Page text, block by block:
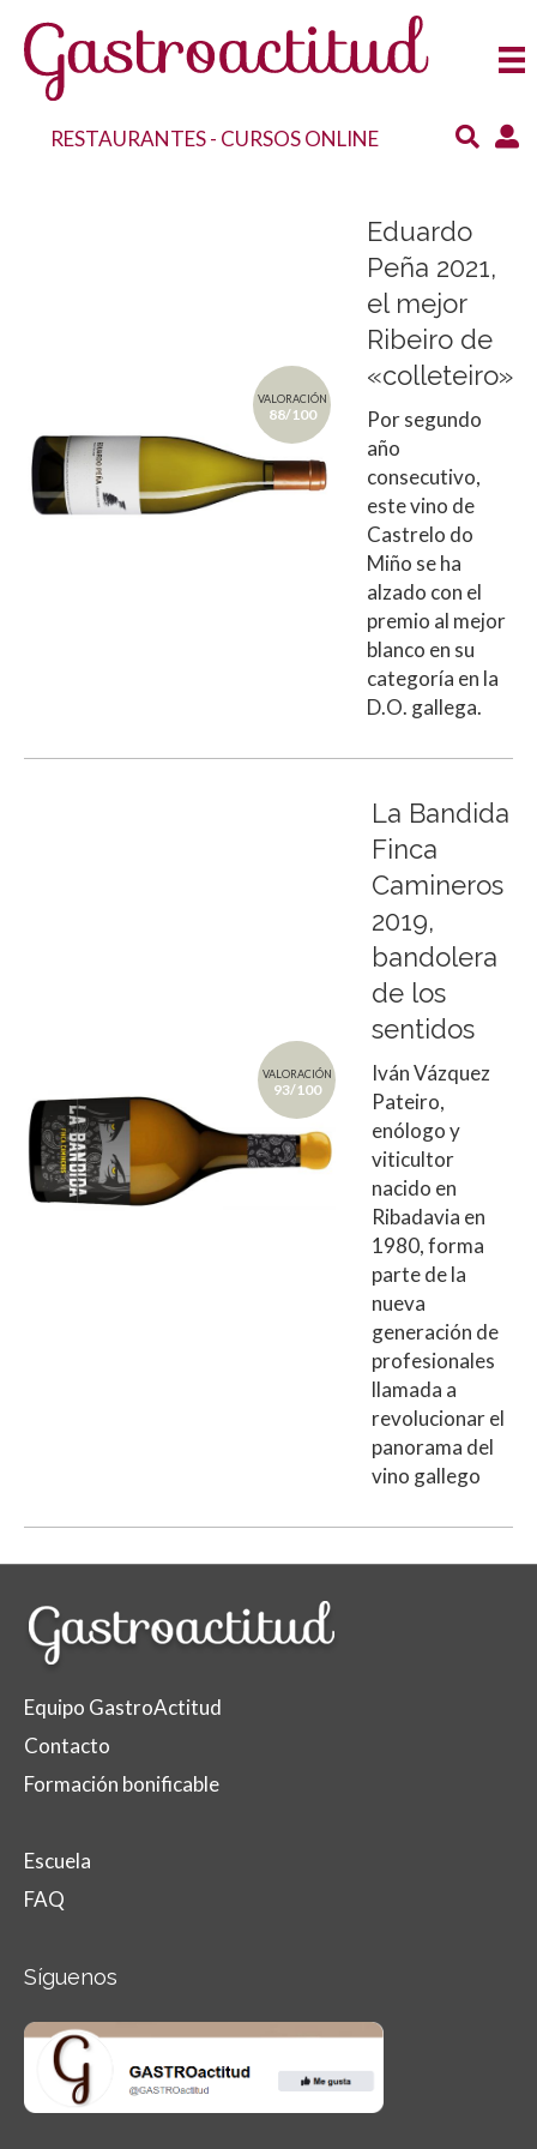
RESTAURANTES- CURSOS ONLINE
VALORACIÓN
88/100
Eduardo
Peña 2021,
el mejor
Ribeiro de
«colleteiro»
Por segundo
año
consecutivo,
este vino de
Castrelo do
Miño se ha
alzado con el
premio al mejor
blanco en su
categoría en la
D.O. gallega.
VALORACIÓN
93/100
La Bandida
Finca
Camineros
2019,
bandolera
de los
sentidos
Iván Vázquez
Pateiro,
enólogo y
viticultor
nacido en
Ribadavia en
1980, forma
parte de la
nueva
generación de
profesionales
llamada a
revolucionar el
panorama del
vino gallego
Equipo GastroActitud
Contacto
Formación bonificable
Escuela
FAQ
Síguenos